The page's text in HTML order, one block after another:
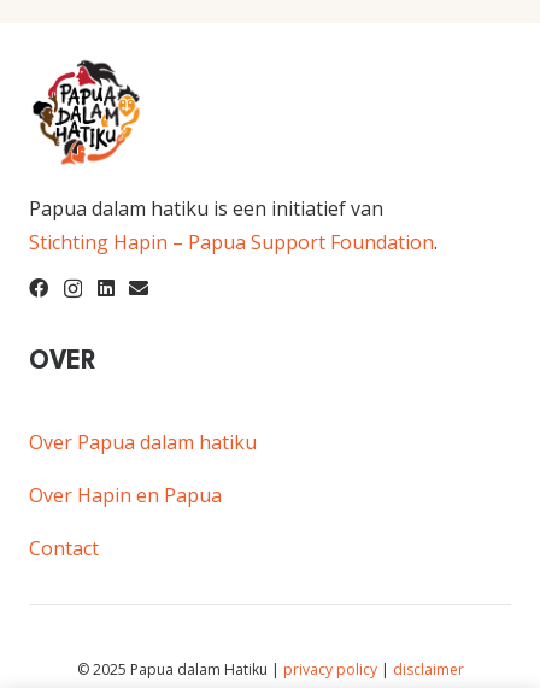
Papua dalam hatiku is een initiatief van
Stichting Hapin – Papua Support Foundation.
OVER
Over Papua dalam hatiku
Over Hapin en Papua
Contact
© 2025 Papua dalam Hatiku | privacy policy| disclaimer